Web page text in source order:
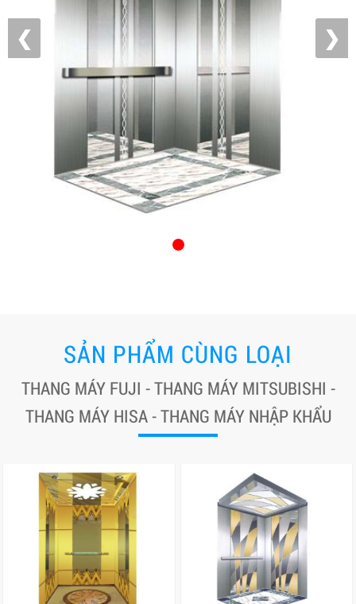
❮ ❯
SẢN PHẨM CÙNG LOẠI
THANG MÁY FUJI - THANG MÁY MITSUBISHI -
THANG MÁY HISA - THANG MÁY NHẬP KHẨU